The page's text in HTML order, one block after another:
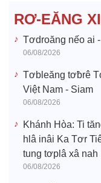
RƠ-EĂNG
Tơdroăng nếo ai
06/08/2026
Tơbleăng tơƀrê
Việt Nam - Siam
06/08/2026
Khánh Hòa: Ti
hlâ inâi Ka Tơr
tung tơplâ xâ nah
06/08/2026